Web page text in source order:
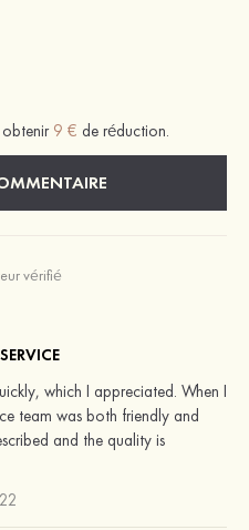
9 € de réduction.
vérifié
which I appreciated. When I
team was both friendly and
and the quality is